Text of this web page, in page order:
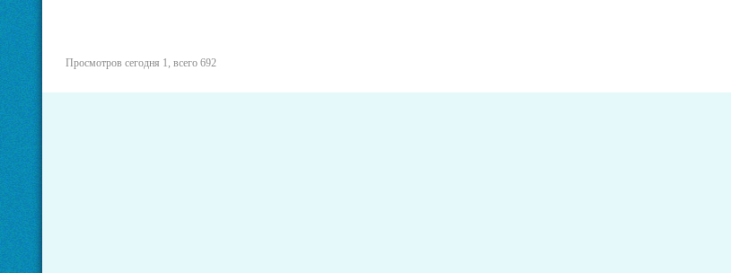
Просмотров сегодня 1, всего 692